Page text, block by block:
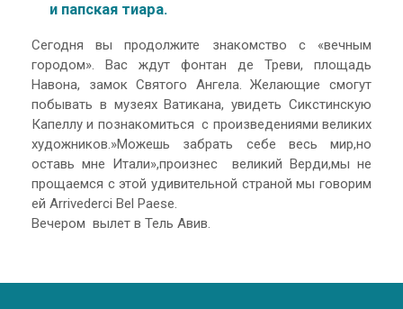
и папская тиара.
Сегодня вы продолжите знакомство с «вечным
городом». Вас ждут фонтан де Треви, площадь
Навона, замок Святого Ангела. Желающие смогут
побывать в музеях Ватикана, увидеть Сикстинскую
Капеллу и познакомиться с произведениями великих
художников.»Можешь забрать себе весь мир,но
оставь мне Итали»,произнес великий Верди,мы не
прощаемся с этой удивительной страной мы говорим
ей Arrivederci Bel Paese.
Вечером вылет в Тель Авив.